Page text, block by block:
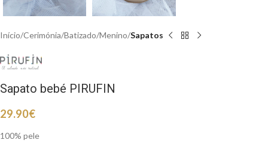
Início Cerimónia Batizado Menino Sapatos
Sapato bebé PIRUFIN
29.90€
100% pele